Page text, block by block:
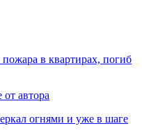
в квартирах, погиб
автора
огнями и уже в шаге